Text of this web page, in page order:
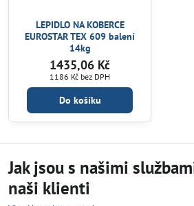
LEPIDLO NA KOBERCE
EUROSTAR TEX 609 balení
14kg
1435,06 Kč
1186 Kč bez DPH
Do košíku
Jak jsou s našimi
naši klienti